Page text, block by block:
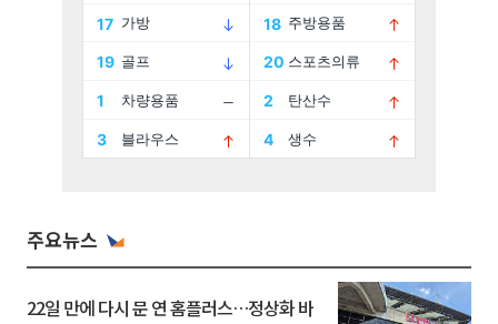
주요뉴스
22일 만에 다시 문 연 홈플러스…정상화 바